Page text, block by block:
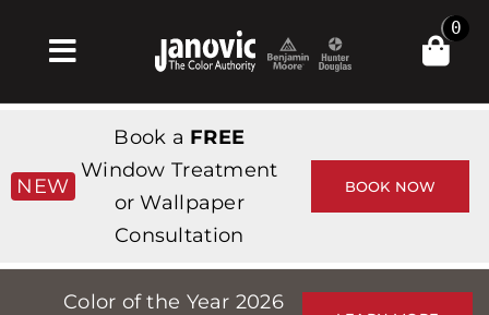
Toggle
Navigation
Products & Services
Магазин
Professionals
0
NEW
Book a FREE
Window Treatment
or Wallpaper
Consultation
BOOK NOW
Color of the Year 2026